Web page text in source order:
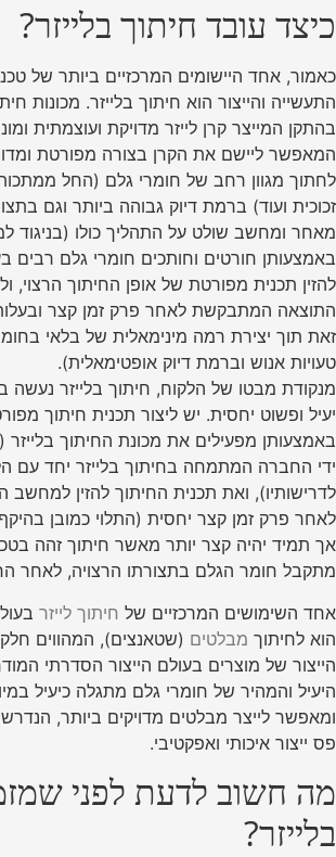
כיצד עובד חיתוך בלייזר?
כאמור, אחד היישומים המרכזיים ביותר של
התעשייה והייצור הוא חיתוך בלייזר. מכונות
בהתקן המייצר קרן לייזר מדויקת ועוצמתית
המאפשר ליישם את הקרן בצורה מפורטת
לחתוך מגוון רחב של חומרי גלם (החל
זכוכית ועוד) ברמת דיוק גבוהה ביותר וגם
באמצעותן חורטים וחותכים חומרי גלם רבים
להזין תכנית מפורטת של אופן החיתוך הרצוי,
התוצאה המתבקשת לאחר פרק זמן קצר
זאת תוך יצירת רמה מינימאלית של בלאי
טעויות אנוש וברמת דיוק אופטימאלית).
מנקודת מבטו של הלקוח, חיתוך בלייזר
יעיל ופשוט יחסית. יש ליצור תכנית חיתוך
באמצעותן מפעילים את מכונת החיתוך בלייזר
ידי החברה המתמחה בחיתוך בלייזר יחד עם
לדרישותיו), ואת תכנית החיתוך להזין
לאחר פרק זמן קצר יחסית (התלוי כמובן
אך תמיד יהיה קצר יותר מאשר חיתוך זהה
מתקבל חומר הגלם בתצורתו הרצויה, לאחר
אחד השימושים המרכזיים של חיתוך לייזר
הוא לחיתוך מבלטים (שטאנצים), המהווים
הייצור של מוצרים בעולם הייצור הסדרתי
היעיל והמהיר של חומרי גלם מתגלה כיעיל
ומאפשר לייצר מבלטים מדויקים ביותר,
פס ייצור איכותי ואפקטיבי.
מה חשוב לדעת לפני
בלייזר?